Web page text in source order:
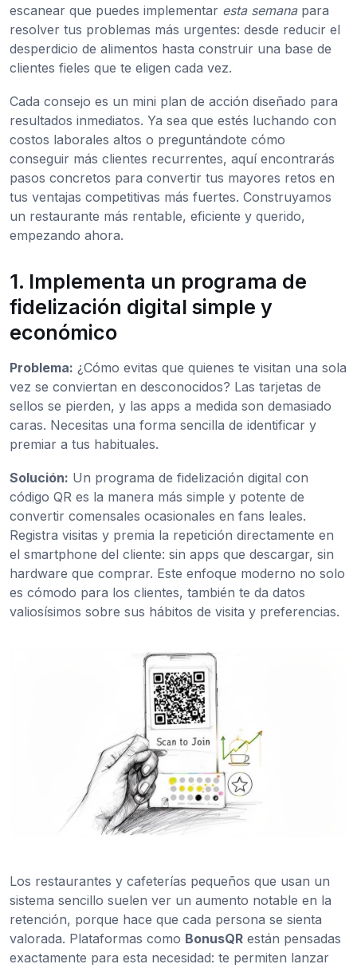
escanear que puedes implementar esta semanapara
resolver tus problemas más urgentes: desde reducir el
desperdicio de alimentos hasta construir una base de
clientes fieles que te eligen cada vez.
Cada consejo es un mini plan de acción diseñado para
resultados inmediatos. Ya sea que estés luchando con
costos laborales altos o preguntándote cómo
conseguir más clientes recurrentes, aquí encontrarás
pasos concretos para convertir tus mayores retos en
tus ventajas competitivas más fuertes. Construyamos
un restaurante más rentable, eficiente y querido,
empezando ahora.
1. Implementa un programa de
fidelización digital simple y
económico
Problema: ¿Cómo evitas que quienes te visitan una sola
vez se conviertan en desconocidos? Las tarjetas de
sellos se pierden, y las apps a medida son demasiado
caras. Necesitas una forma sencilla de identificar y
premiar a tus habituales.
Solución: Un programa de fidelización digital con
código QR es la manera más simple y potente de
convertir comensales ocasionales en fans leales.
Registra visitas y premia la repetición directamente en
el smartphone del cliente: sin apps que descargar, sin
hardware que comprar. Este enfoque moderno no solo
es cómodo para los clientes, también te da datos
valiosísimos sobre sus hábitos de visita y preferencias.
Los restaurantes y cafeterías pequeños que usan un
sistema sencillo suelen ver un aumento notable en la
retención, porque hace que cada persona se sienta
valorada. Plataformas como BonusQR están pensadas
exactamente para esta necesidad: te permiten lanzar